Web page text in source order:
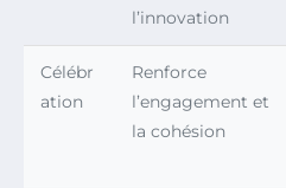
l’innovation
Célébr
ation
Renforce
l’engagement et
la cohésion